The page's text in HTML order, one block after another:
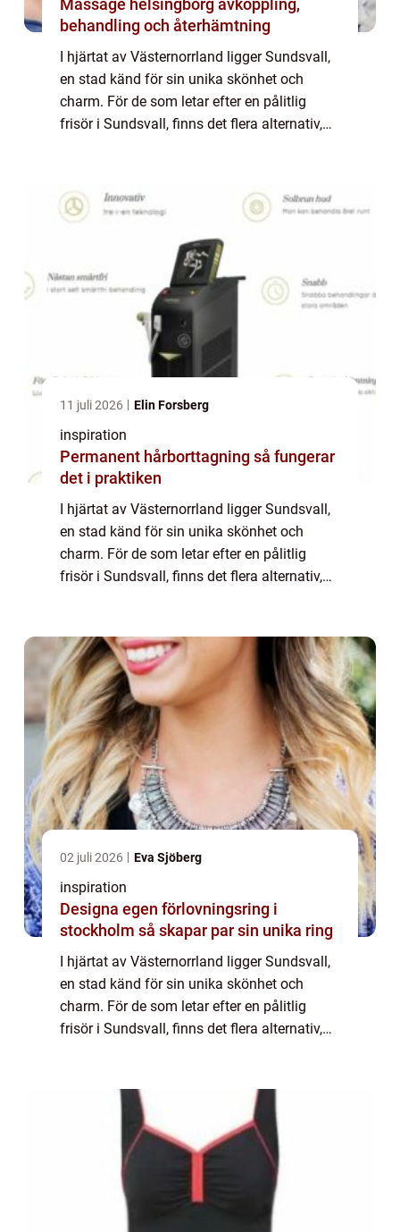
Massage helsingborg avkoppling,
behandling och återhämtning
I hjärtat av Västernorrland ligger Sundsvall,
en stad känd för sin unika skönhet och
charm. För de som letar efter en pålitlig
frisör i Sundsvall, finns det flera alternativ,
11 juli 2026 Elin Forsberg
inspiration
Permanent hårborttagning så fungerar
det i praktiken
I hjärtat av Västernorrland ligger Sundsvall,
en stad känd för sin unika skönhet och
charm. För de som letar efter en pålitlig
frisör i Sundsvall, finns det flera alternativ,
02 juli 2026 Eva Sjöberg
inspiration
Designa egen förlovningsring i
stockholm så skapar par sin unika ring
I hjärtat av Västernorrland ligger Sundsvall,
en stad känd för sin unika skönhet och
charm. För de som letar efter en pålitlig
frisör i Sundsvall, finns det flera alternativ,